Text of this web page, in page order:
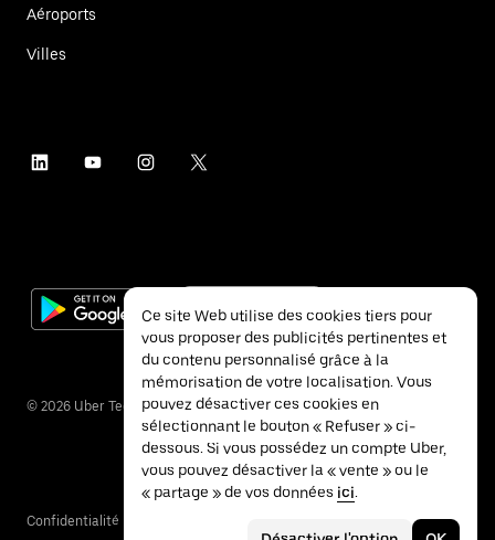
Aéroports
Villes
© 2026 Uber Technologies Inc.
Confidentialité
Ce site Web utilise des cookies tiers pour
vous proposer des publicités pertinentes et
du contenu personnalisé grâce à la
mémorisation de votre localisation. Vous
pouvez désactiver ces cookies en
sélectionnant le bouton « Refuser » ci-
dessous. Si vous possédez un compte Uber,
vous pouvez désactiver la « vente » ou le
« partage » de vos données ici.